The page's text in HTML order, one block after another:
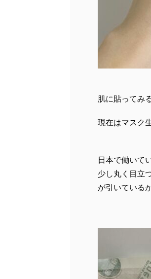
肌に貼ってみ
現在はマスク
日本で働いて
少し丸く目立
が引いている